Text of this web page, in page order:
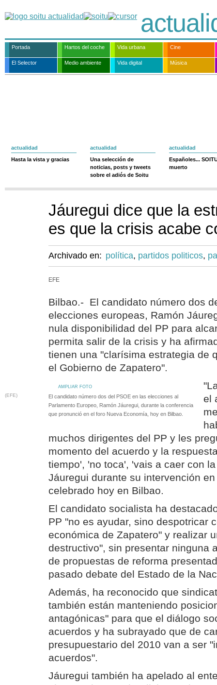
Portada Hartos del coche Vida urbana Cine
El Selector Medio ambiente Vida digital Música
actualidad
Hasta la vista y gracias
actualidad
Una selección de
noticias, posts y tweets
sobre el adiós de Soitu
actualidad
Españoles...
muerto
Jáuregui dice que la
es que la crisis acabe
Archivado en: política, partidos politicos,
EFE
Bilbao.- El candidato número dos
elecciones europeas, Ramón
nula disponibilidad del PP para
permita salir de la crisis y ha
tienen una "clarísima estrategia de
el Gobierno de Zapatero".
AMPLIAR FOTO
(EFE)
El candidato número dos del PSOE en las elecciones al
Parlamento Europeo, Ramón Jáuregui, durante la conferencia
que pronunció en el foro Nueva Economía, hoy en Bilbao.
el
muchos dirigentes del PP y les
momento del acuerdo y la
tiempo', 'no toca', 'vais a caer con
Jáuregui durante su intervención
celebrado hoy en Bilbao.
El candidato socialista ha
PP "no es ayudar, sino despotricar
económica de Zapatero" y realizar
destructivo", sin presentar ninguna
de propuestas de reforma
pasado debate del Estado de la
Además, ha reconocido que
también están manteniendo
antagónicas" para que el diálogo
acuerdos y ha subrayado que de
presupuestario del 2010 van a ser
acuerdos".
Jáuregui también ha apelado al